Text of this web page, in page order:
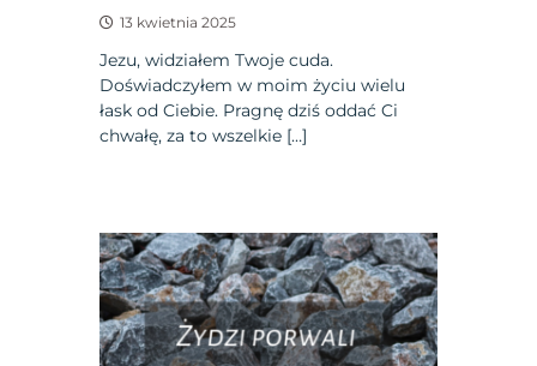
13 kwietnia 2025
Jezu, widziałem Twoje cuda.
Doświadczyłem w moim życiu wielu
łask od Ciebie. Pragnę dziś oddać Ci
chwałę, za to wszelkie […]